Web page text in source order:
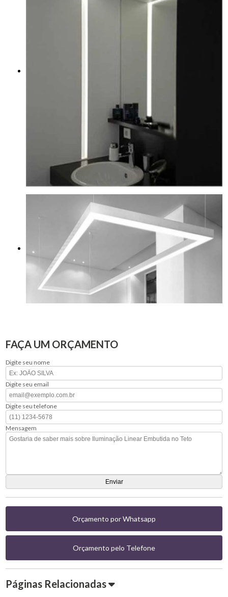
FAÇA UM ORÇAMENTO
Digite seu nome
Digite seu email
Digite seu telefone
Mensagem
Orçamento por Whatsapp
Orçamento pelo Telefone
Páginas Relacionadas